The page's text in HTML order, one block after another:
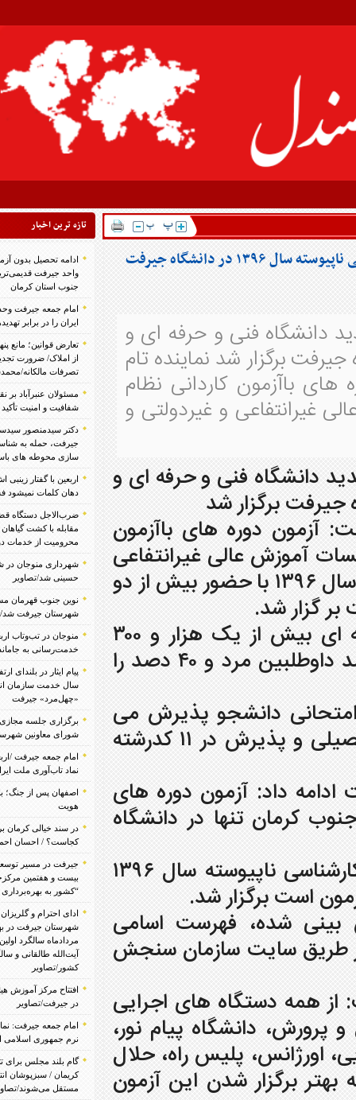
نظام جدید دانشگاه فنی و حرفه ای و کاردانی به کارشناسی ناپیوسته سال ۱۳۹۶ در دانشگاه جیرفت
و حرفه ای و
برگزار شد نماینده تام
نظام
غیردولتی و
و حرفه ای و
های باآزمون
غیرانتفاعی
به کارشناسی ناپیوسته سال ۱۳۹۶ با حضور بیش از دو
دکتر ستایی مختاری افزود: در آزمون فنی و حرفه ای بیش از یک هزار و ۳۰۰
داوطلب مرد و زن شرکت کرده بوده اند که ۶۰ درصد داوطلبین مرد و ۴۰ دصد را
دانشجو پذیرش می
شود که پذیرش در ۳۱ کدرشته براساس سوابق تحصیلی و پذیرش در ۱۱ کدرشته
دوره های
کرمان تنها در دانشگاه
دکتر ستایی مختاری بیان کرد: آزمون کاردانی به کارشناسی ناپیوسته سال ۱۳۹۶
اسامی
۹۶ از طریق سایت سازمان سنجش
های اجرایی
پیام نور،
راه، حلال
این آزمون
تازه ترين اخبار
ادامه تحصیل بدون آزمون در دانشگاه آزاد اسلامی
واحد جیرفت قدیمی‌ترین و بزرگ‌ترین دانشگاه
امام جمعه جیرفت وحدت ملی و گفتمان مقاومت،
ایران را در برابر تهدیدها بیمه کرده است/تصاویر
تعارض قوانین؛ مانع پنهان سنددار شدن بخش بزرگی
از املاک/ ضرورت تجدیدنظر در ضوابط احراز
تصرفات مالکانه/محمدسعید ابراهیمی
مسئولان عنبرآباد بر نقش رسانه‌ها در امیدآفرینی،
شفافیت و امنیت تأکید کردند/تصاویر
دکتر سیدمنصور سیدسجادی:تکرار فاجعه در
جیرفت، حمله به شناسنامه سرزمین/ ضرورت ایمن
سازی محوطه های باستانی با فناوری های جدید
اربعین با گفتار زینبی اش به جهانیان آموخت دست بر
دهان کلمات نمیشود فشرد اربعین/ رضا محمودی
ضرب‌الاجل دستگاه قضایی رودبار جنوب برای
مقابله با کشت گیاهان ممنوعه/ از قطع انشعابات تا
محرومیت از خدمات دولتی
شهرداری منوجان در شب اربعین میزبان جاماندگان
حسینی شد/تصاویر
نوین جنوب قهرمان مسابقات فوتبال زیر ۱۲ سال
منوجان در تب‌وتاب اربعین؛ آخرین هماهنگی‌ها برای
خدمت‌رسانی به جاماندگان حسینی انجام شد
پیام ایثار در بلندای ارتفاع؛ برافراشته شدن پرچم ۵۲
سال خدمت سازمان انتقال خون ایران بر فراز قله
برگزاری جلسه مجازی شورای معاونین اداره کل و
شورای معاونین شهرستان جیرفت ویژه پروژه مهر
امام جمعه جیرفت /اربعین مظهر اقتدار حسینی و
نماد تاب‌آوری ملت ایران در برابر دشمن/تصاویر
اصفهان پس از جنگ؛ بازسازی یک شهر، احیای یک
هویت
در سند خیالی کرمان بر فراز، جایگاه کشاورزی
جیرفت در مسیر توسعه عدالت سلامت/ یکصد و
بیست و هفتمین مرکزجامع سلامت روان” سراج
“کشور به بهره‌برداری رسید/تصاویر
ادای احترام و گلریزان مرقد مطهر شهدای
شهرستان جیرفت در بهشت زهرا به مناسبت پنجم
مردادماه سالگرد اولین نماز جمعه کشور به امامت
آیت‌الله طالقانی و سالگرد عملیات مرصاد در غرب
افتتاح مرکز آموزش هیئت‌امنایی مهارت‌های معدنی
در جیرفت/تصاویر
امام جمعه جیرفت: نماز جمعه حلقه راهبردی قدرت
نرم جمهوری اسلامی است/تصاویر
گام بلند مجلس برای تثبیت امنیت پایدار در دیار
کریمان / سبزپوشان انتظامی در جنوب کرمان
مستقل می‌شوند/تصاویر